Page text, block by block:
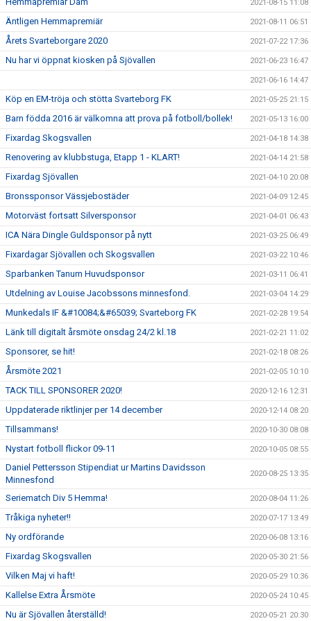
2021-08-15 11:08
Äntligen Hemmapremiär 2021-08-11 06:51
Årets Svarteborgare 2020 2021-07-22 17:36
Nu har vi öppnat kiosken på Sjövallen 2021-06-23 16:47
2021-06-16 14:47
Köp en EM-tröja och stötta Svarteborg FK 2021-05-25 21:15
Barn födda 2016 är välkomna att prova på fotboll/bollek! 2021-05-13 16:00
Fixardag Skogsvallen 2021-04-18 14:38
Renovering av klubbstuga, Etapp 1 - KLART! 2021-04-14 21:58
Fixardag Sjövallen 2021-04-10 20:08
Bronssponsor Vässjebostäder 2021-04-09 12:45
Motorväst fortsatt Silversponsor 2021-04-01 06:43
ICA Nära Dingle Guldsponsor på nytt 2021-03-25 06:49
Fixardagar Sjövallen och Skogsvallen 2021-03-22 10:46
Sparbanken Tanum Huvudsponsor 2021-03-11 06:41
Utdelning av Louise Jacobssons minnesfond. 2021-03-04 14:29
Munkedals IF &#10084;&#65039; Svarteborg FK 2021-02-28 19:54
Länk till digitalt årsmöte onsdag 24/2 kl.18 2021-02-21 11:02
Sponsorer, se hit! 2021-02-18 08:26
Årsmöte 2021 2021-02-05 10:10
TACK TILL SPONSORER 2020! 2020-12-16 12:31
Uppdaterade riktlinjer per 14 december 2020-12-14 08:20
Tillsammans! 2020-10-30 08:08
Nystart fotboll flickor 09-11 2020-10-05 08:55
Daniel Pettersson Stipendiat ur Martins Davidsson
Minnesfond
2020-08-25 13:35
Seriematch Div 5 Hemma! 2020-08-04 11:26
Tråkiga nyheter!! 2020-07-17 13:49
Ny ordförande 2020-06-08 13:16
Fixardag Skogsvallen 2020-05-30 21:56
Vilken Maj vi haft! 2020-05-29 10:36
Kallelse Extra Årsmöte 2020-05-24 10:45
Nu är Sjövallen återställd! 2020-05-21 20:30